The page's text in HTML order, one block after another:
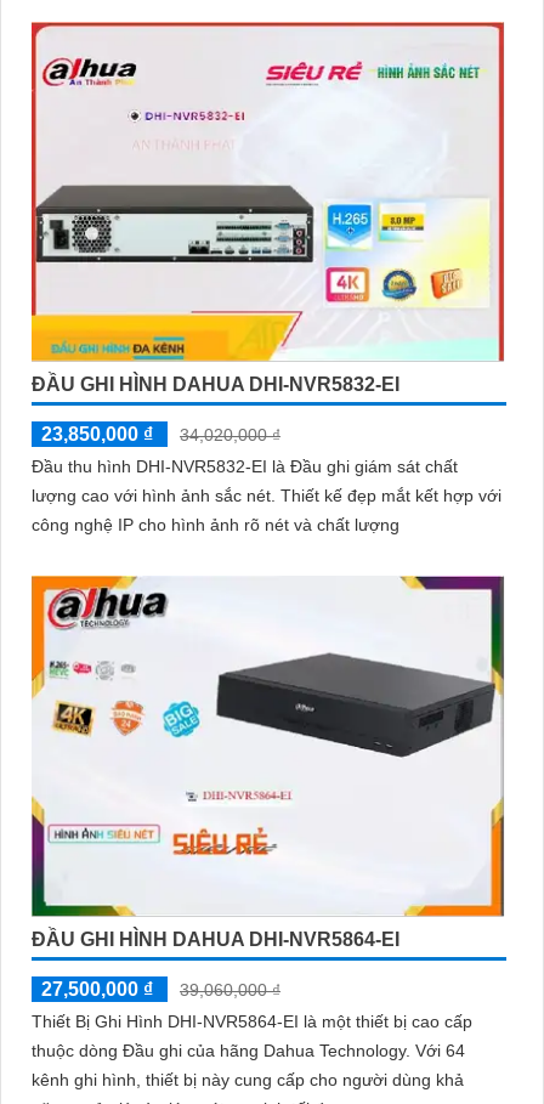
ĐẦU GHI HÌNH DAHUA DHI-NVR5832-EI
23,850,000 ₫
34,020,000 ₫
Đầu thu hình DHI-NVR5832-EI là Đầu ghi giám sát chất
lượng cao với hình ảnh sắc nét. Thiết kế đẹp mắt kết hợp với
công nghệ IP cho hình ảnh rõ nét và chất lượng
ĐẦU GHI HÌNH DAHUA DHI-NVR5864-EI
27,500,000 ₫
39,060,000 ₫
Thiết Bị Ghi Hình DHI-NVR5864-EI là một thiết bị cao cấp
thuộc dòng Đầu ghi của hãng Dahua Technology. Với 64
kênh ghi hình, thiết bị này cung cấp cho người dùng khả